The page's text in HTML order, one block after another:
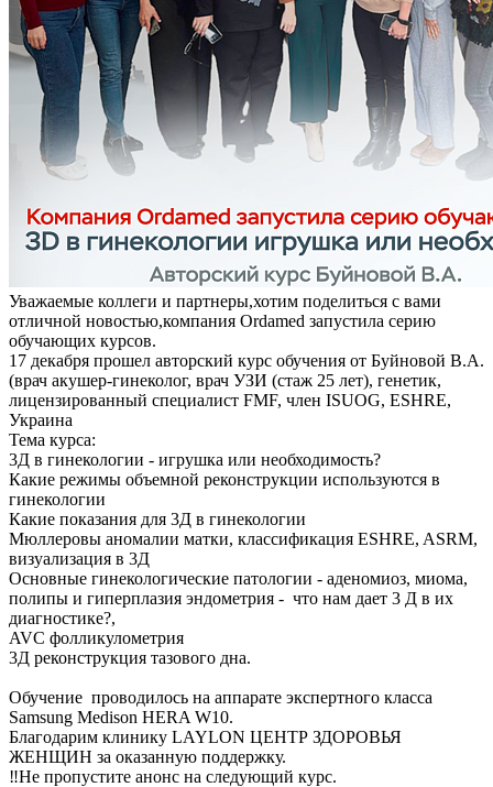
Уважаемые коллеги и партнеры,хотим поделиться с вами
отличной новостью,компания Ordamed запустила серию
обучающих курсов.
17 декабря прошел авторский курс обучения от Буйновой В.А.
(врач акушер-гинеколог, врач УЗИ (стаж 25 лет), генетик,
лицензированный специалист FMF, член ISUOG, ESHRE,
Украина
Тема курса:
3Д в гинекологии - игрушка или необходимость?
Какие режимы объемной реконструкции используются в
гинекологии
Какие показания для 3Д в гинекологии
Мюллеровы аномалии матки, классификация ESHRE, ASRM,
визуализация в 3Д
Основные гинекологические патологии - аденомиоз, миома,
полипы и гиперплазия эндометрия - что нам дает 3 Д в их
диагностике?,
AVC фолликулометрия
3Д реконструкция тазового дна.
Обучение проводилось на аппарате экспертного класса
Samsung Medison HERA W10.
Благодарим клинику LAYLON ЦЕНТР ЗДОРОВЬЯ
ЖЕНЩИН за оказанную поддержку.
‼️Не пропустите анонс на следующий курс.